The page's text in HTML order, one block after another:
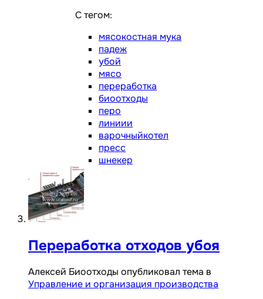
C тегом:
мясокостная мука
падеж
убой
мясо
переработка
биоотходы
перо
линиии
варочныйкотел
пресс
шнекер
Переработка отходов убоя
Алексей Биоотходы опубликовал тема в
Управление и организация производства